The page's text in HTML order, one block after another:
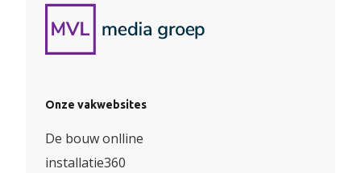
Onze vakwebsites
De bouw onlline
installatie360